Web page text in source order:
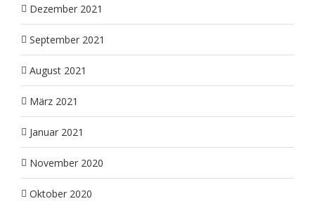
Dezember 2021
September 2021
August 2021
März 2021
Januar 2021
November 2020
Oktober 2020